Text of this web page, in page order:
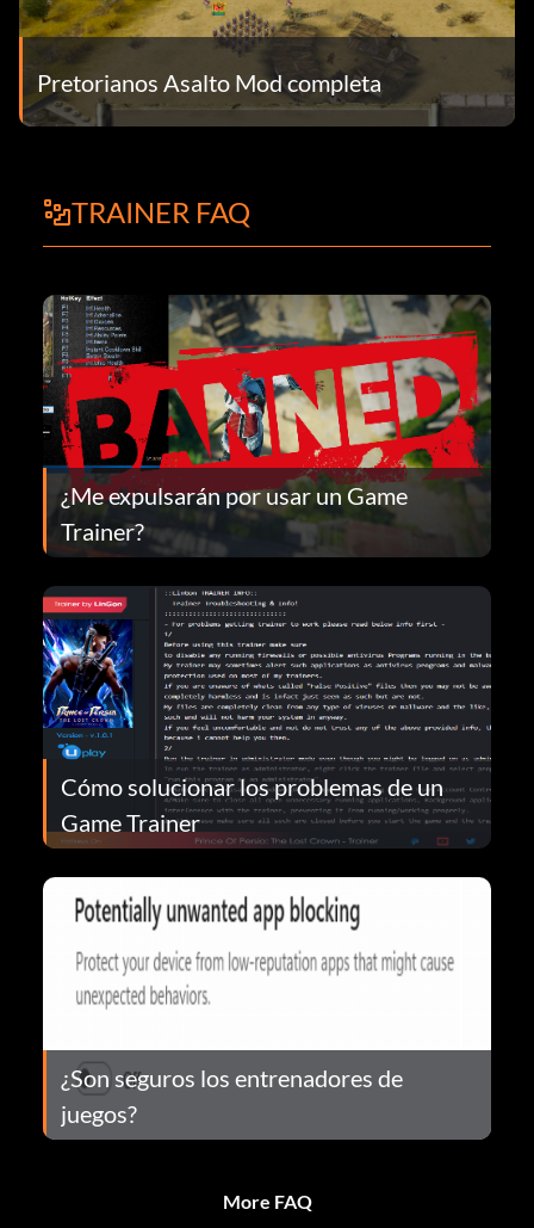
Pretorianos Asalto Mod completa
TRAINER FAQ
¿Me expulsarán por usar un Game
Trainer?
Cómo solucionar los problemas de un
Game Trainer
¿Son seguros los entrenadores de
juegos?
More FAQ